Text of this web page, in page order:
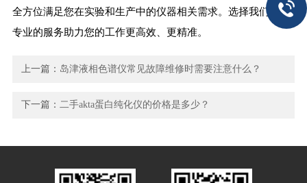
全方位满足您在实验和生产中的仪器相关需求。选择我们，让
专业的服务助力您的工作更高效、更精准。
上一篇： 岛津液相色谱仪常见故障维修时需要注意什么？
下一篇：二手akta蛋白纯化仪的价格是多少？